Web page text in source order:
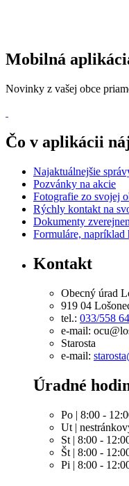
Mobilná
Novinky z vašej obce
Čo v aplikácii
Najaktuálnejšie
Pozvánky na akcie
Fotografie zo svojej
Rýchly kontakt na
Dokumenty
Formuláre, napríklad
Kontakt
Obecný úrad
919 04
tel.: 033/558
e-mail:
Starosta
e-mail:
Úradné
Po | 8:00 -
Ut |
St | 8:00 -
Št | 8:00 -
Pi | 8:00 -